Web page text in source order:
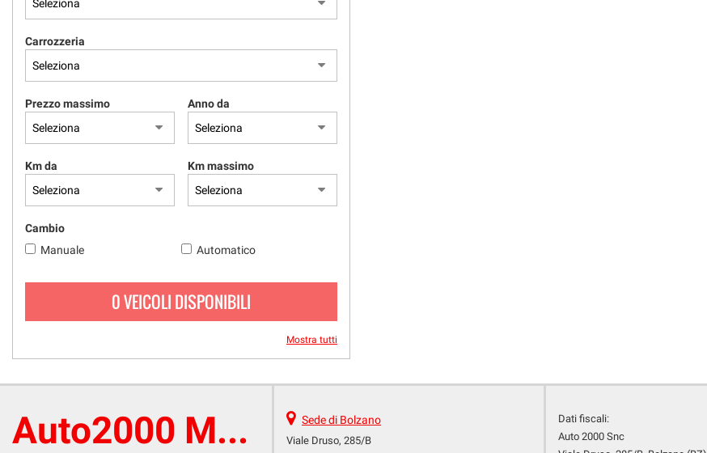
Carrozzeria
Prezzo massimo Anno da
Km da Km massimo
Cambio
Manuale
Automatico
0 VEICOLI DISPONIBILI
Mostra tutti
Auto2000 Multicar Sede di Bolzano
Viale Druso, 285/B
Dati fiscali:
Auto 2000 Snc